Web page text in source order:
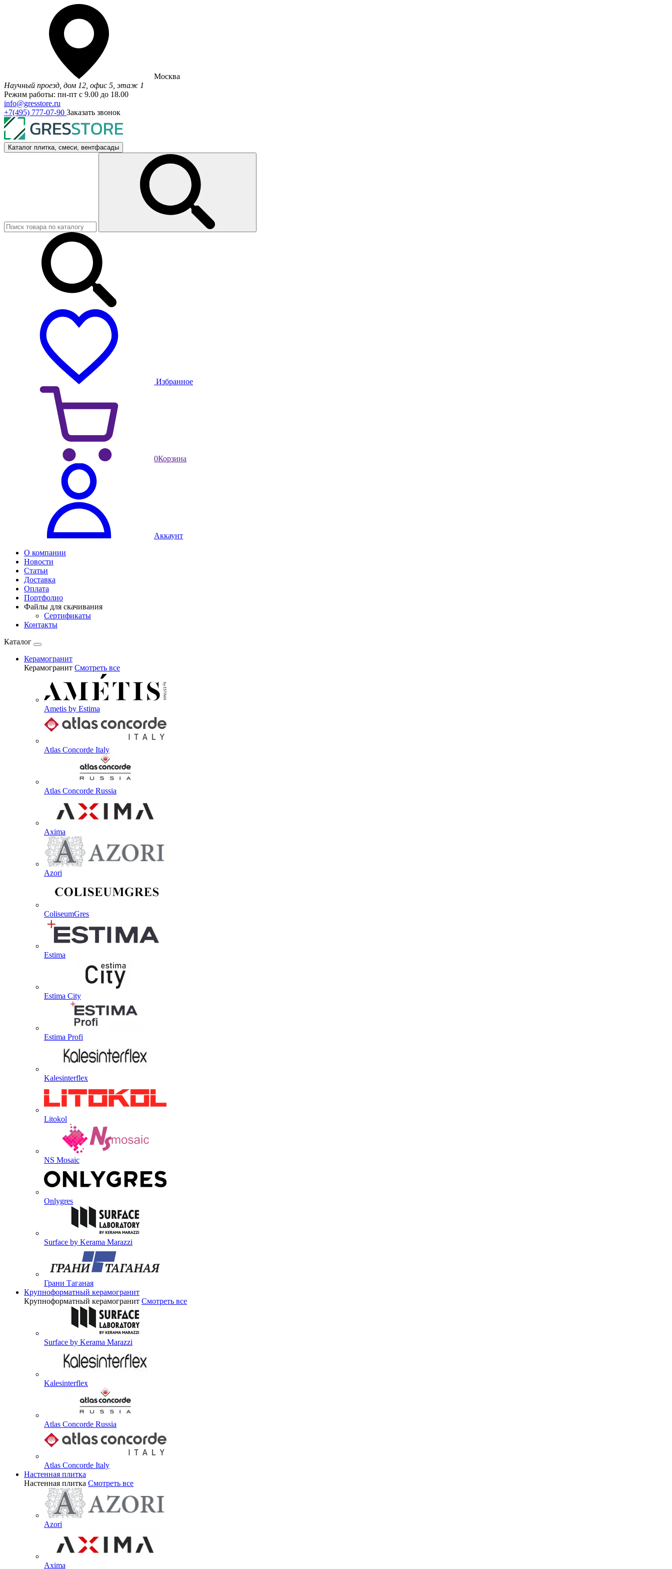
Москва
Научный проезд, дом 12, офис 5, этаж 1
Режим работы: пн-пт с 9.00 до 18.00
info@gresstore.ru
+7(495) 777-07-90 Заказать звонок
Каталог плитка, смеси, вентфасады
Избранное
0Корзина
Аккаунт
О компании
Новости
Статьи
Доставка
Оплата
Портфолио
Файлы для скачивания
Сертификаты
Контакты
Каталог
Керамогранит
Керамогранит Смотреть все
Ametis by Estima
Atlas Concorde Italy
Atlas Concorde Russia
Axima
Azori
ColiseumGres
Estima
Estima City
Estima Profi
Kalesinterflex
Litokol
NS Mosaic
Onlygres
Surface by Kerama Marazzi
Грани Таганая
Крупноформатный керамогранит
Крупноформатный керамогранит Смотреть все
Surface by Kerama Marazzi
Kalesinterflex
Atlas Concorde Russia
Atlas Concorde Italy
Настенная плитка
Настенная плитка Смотреть все
Azori
Axima